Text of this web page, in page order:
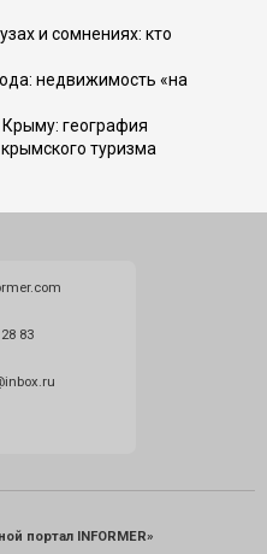
и сомнениях: кто
недвижимость «на
география
туризма
83
портал INFORMER»